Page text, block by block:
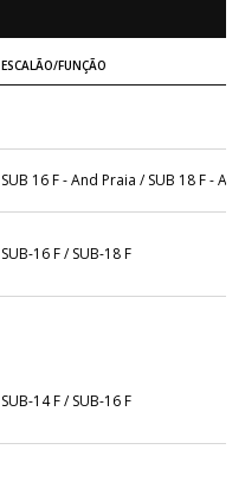
ESCALÃO/FUNÇÃO
SUB 16 F - And Praia / SUB 18 F -
SUB-16 F / SUB-18 F
SUB-14 F / SUB-16 F